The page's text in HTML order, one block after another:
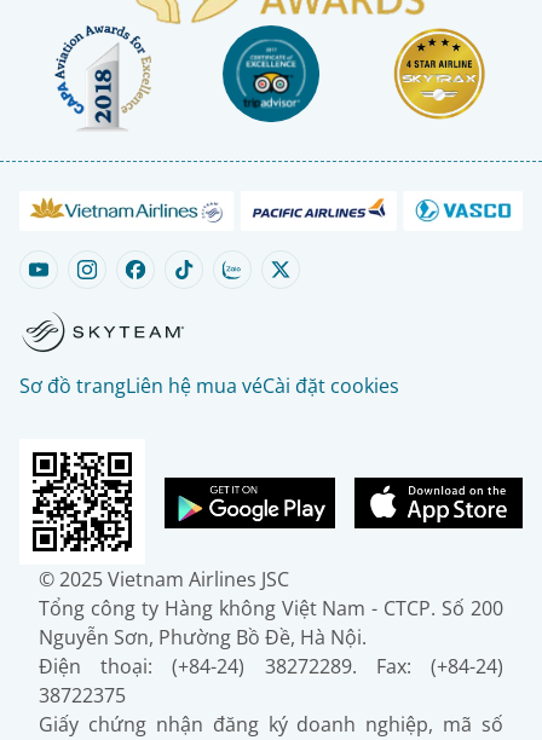
Sơ đồ trangLiên hệ mua véCài đặt cookies
© 2025 Vietnam Airlines JSC
Tổng công ty Hàng không Việt Nam - CTCP. Số 200
Nguyễn Sơn, Phường Bồ Đề, Hà Nội.
Điện thoại: (+84-24) 38272289. Fax: (+84-24)
38722375
Giấy chứng nhận đăng ký doanh nghiệp, mã số